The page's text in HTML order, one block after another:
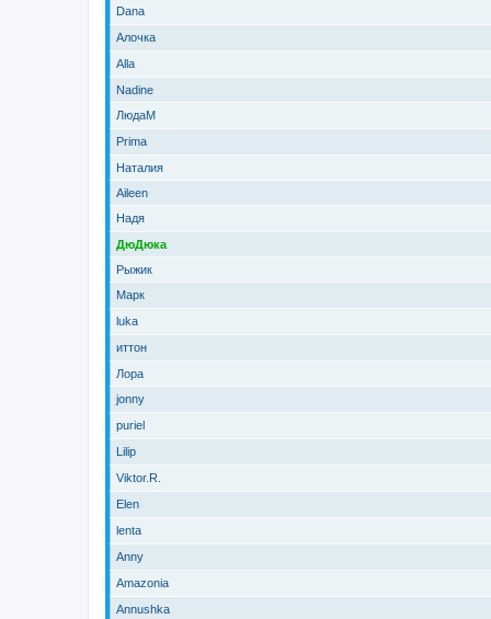
Dana
Алочка
Alla
Nadine
ЛюдаМ
Prima
Наталия
Aileen
Надя
ДюДюка
Рыжик
Марк
luka
иттон
Лора
jonny
puriel
Lilip
Viktor.R.
Elen
lenta
Anny
Amazonia
Annushka